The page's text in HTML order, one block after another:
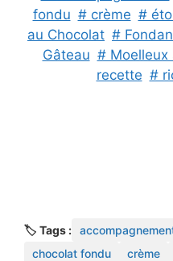
fondu # crème #
au Chocolat #
Gâteau # Moelleux
recette #
🏷️ Tags :
chocolat fondu
crème